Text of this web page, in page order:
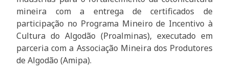
mineira com a entrega de certificados de
participação no Programa Mineiro de Incentivo à
Cultura do Algodão (Proalminas), executado em
parceria com a Associação Mineira dos Produtores
de Algodão (Amipa).